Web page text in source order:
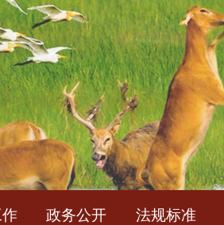
政务公开 法规标准